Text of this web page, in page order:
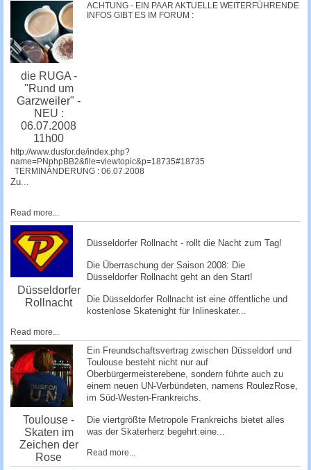
die RUGA -
"Rund um
Garzweiler" -
NEU :
06.07.2008
11h00
ACHTUNG - EIN PAAR AKTUELLE WEITERFÜHRENDE
INFOS GIBT ES IM FORUM :
http://www.dusfor.de/index.php?
name=PNphpBB2&file=viewtopic&p=18735#18735
TERMINÄNDERUNG : 06.07.2008
Zu...
Read more...
Düsseldorfer
Rollnacht
Düsseldorfer Rollnacht - rollt die Nacht zum Tag!
Die Überraschung der Saison 2008: Die
Düsseldorfer Rollnacht geht an den Start!
Die Düsseldorfer Rollnacht ist eine öffentliche und
kostenlose Skatenight für Inlineskater...
Read more...
Toulouse -
Skaten im
Zeichen der
Rose
Ein Freundschaftsvertrag zwischen Düsseldorf und
Toulouse besteht nicht nur auf
Oberbürgermeisterebene, sondern führte auch zu
einem neuen UN-Verbündeten, namens RoulezRose,
im Süd-Westen-Frankreichs.
Die viertgrößte Metropole Frankreichs bietet alles
was der Skaterherz begehrt:eine...
Read more...